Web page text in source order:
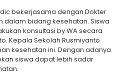
bekerjasama dengan Dokter
dalam bidang kesehatan. Siswa
konsultasi by WA secara
Kepala Sekolah Rusmiyanto
kesehatan ini. Dengan adanya
siswa dapat lebih sadar